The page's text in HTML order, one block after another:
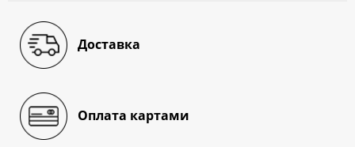
Доставка
Оплата картами